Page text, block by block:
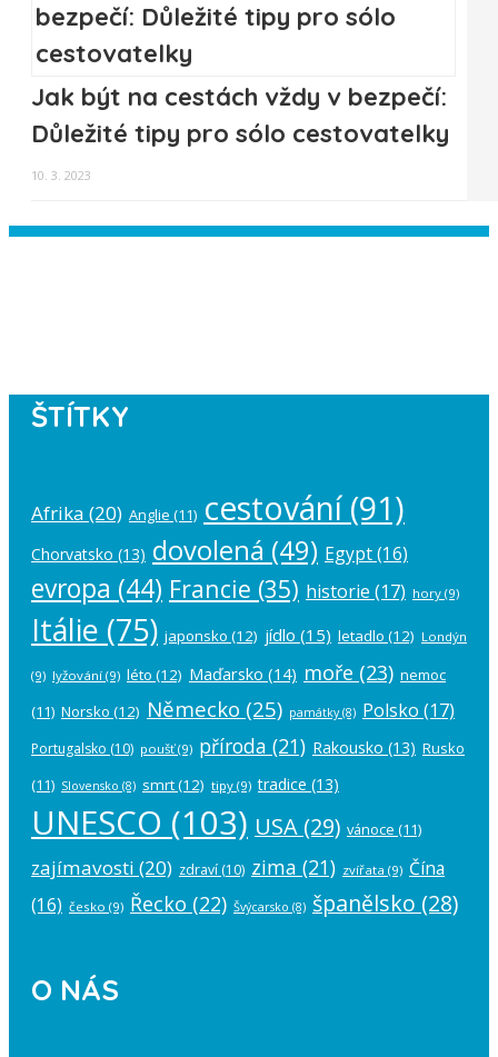
Jak být na cestách vždy v bezpečí:
Důležité tipy pro sólo cestovatelky
10. 3. 2023
ŠTÍTKY
Afrika (20) Anglie (11) cestování(91)
Chorvatsko (13) dovolená (49) Egypt(16)
evropa (44) Francie (35) historie (17) hory (9)
Itálie (75) japonsko (12) jídlo (15) letadlo (12) Londýn
(9) lyžování (9) léto (12) Maďarsko (14) moře (23) nemoc
(11) Norsko (12) Německo (25) památky(8) Polsko (17)
Portugalsko (10) poušť(9) příroda (21) Rakousko (13) Rusko
(11) Slovensko (8) smrt(12) tipy (9) tradice (13)
UNESCO (103) USA (29) vánoce (11)
zajímavosti (20) zdraví (10) zima (21) zvířata (9) Čína
(16) česko (9) Řecko (22) Švýcarsko (8) španělsko (28)
O NÁS